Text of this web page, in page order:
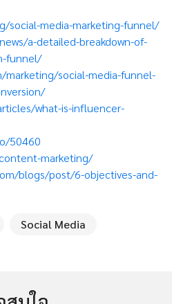
social-media-marketing-funnel/
a-detailed-breakdown-of-
funnel/
social-media-funnel-
what-is-influencer-
50460
marketing/
blogs/post/6-objectives-and-
Social Media